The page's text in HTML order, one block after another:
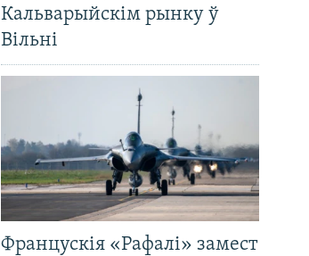
Кальварыйскім рынку ў
Вільні
Францускія «Рафалі» замест